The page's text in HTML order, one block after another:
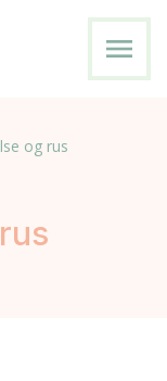
menu
og rus